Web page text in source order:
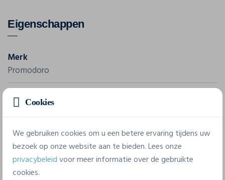
Eigenschappen
Merk
Promodoro
Referentie
1085
3 beschikbare maten
Cookies
We gebruiken cookies om u een betere ervaring tijdens uw
bezoek op onze website aan te bieden. Lees onze
privacybeleidvoor meer informatie over de gebruikte
cookies.